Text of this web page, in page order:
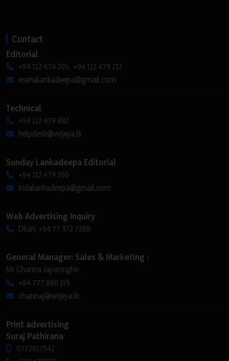
Contact
Editorial
+94 112 479 205, +94 112 479 212
esenalankadeepa@gmail.com
Technical
+94 112 479 882
helpdesk@wijeya.lk
Sunday Lankadeepa Editorial
+94 112 479 260
iridalankadeepa@gmail.com
Web Advertising Inquiry
Dilan: +94 77 372 7288
General Manager: Sales & Marketing :
Mr Channa Jayasinghe
+94 777 880 155
channaj@wijeya.lk
Print advertising
Suraj Pathirana
0772617542